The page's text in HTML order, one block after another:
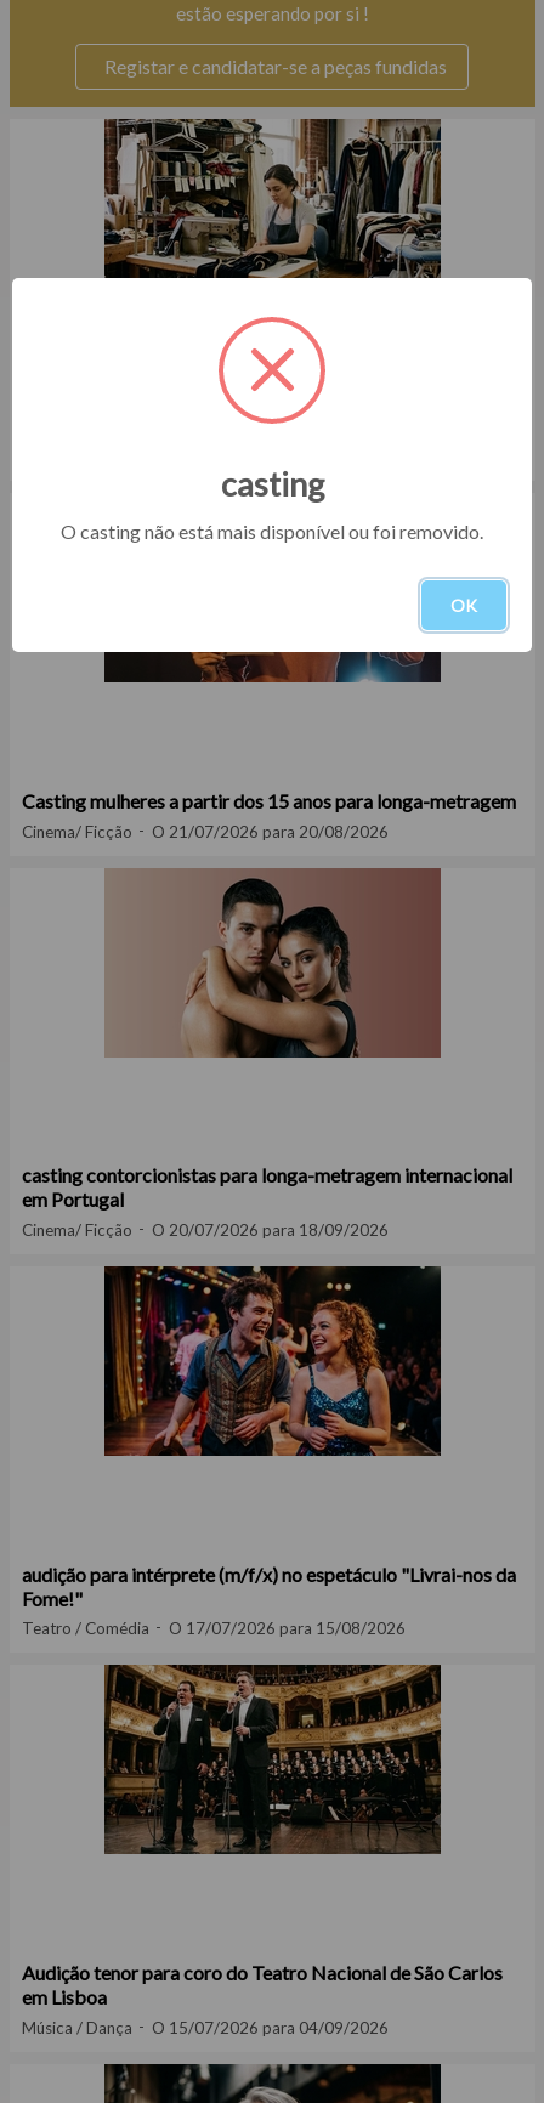
estão esperando por si !
Registar e candidatar-se a peças fundidas
procura-se costureira de teatro
Casting mulheres a partir dos 15 anos para longa-metragem
Cinema/ Ficção O 21/07/2026 para 20/08/2026
casting contorcionistas para longa-metragem internacional
em Portugal
Cinema/ Ficção O 20/07/2026 para 18/09/2026
audição para intérprete (m/f/x) no espetáculo "Livrai-nos da
Fome!"
Teatro / Comédia O 17/07/2026 para 15/08/2026
Audição tenor para coro do Teatro Nacional de São Carlos
em Lisboa
Música / Dança O 15/07/2026 para 04/09/2026
casting
O casting não está mais disponível ou foi removido.
OK